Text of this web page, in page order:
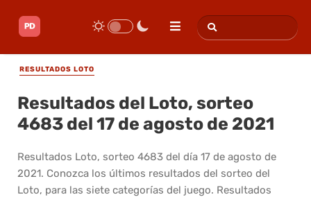
RESULTADOS LOTO
Resultados del Loto, sorteo
4683 del 17 de agosto de 2021
Resultados Loto, sorteo 4683 del día 17 de agosto de
2021. Conozca los últimos resultados del sorteo del
Loto, para las siete categorías del juego. Resultados